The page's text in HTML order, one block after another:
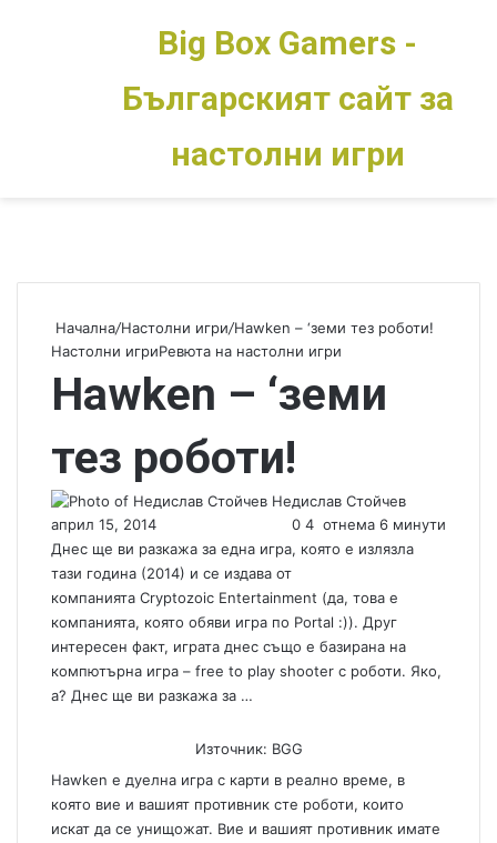
Switch skin
Big Box Gamers -
Българският сайт за
настолни игри
Начална/Настолни игри/Hawken – ‘земи тез роботи!
Настолни игриРевюта на настолни игри
Hawken – ‘земи
тез роботи!
Недислав Стойчев
e
n
m
април 15, 2014 0 4 отнема 6 минути
Днес ще ви разкажа за една игра, която е излязла
тази година (2014) и се издава от
компанията Cryptozoic Entertainment (да, това е
компанията, която обяви игра по Portal :)). Друг
интересен факт, играта днес също е базирана на
компютърна игра – frее to play shooter с роботи. Яко,
а? Днес ще ви разкажа за …
Източник: BGG
Hawken е дуелна игра с карти в реално време, в
която вие и вашият противник сте роботи, които
искат да се унищожат. Вие и вашият противник имате